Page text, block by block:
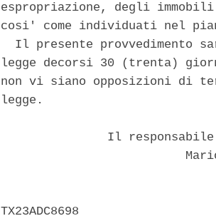
espropriazione, degli
cosi' come individuati nel
Il presente provvedimento
legge decorsi 30 (trenta)
non vi siano opposizioni di
legge.
Il